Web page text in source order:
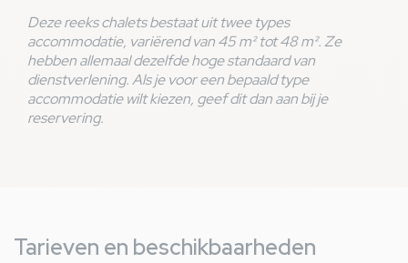
Deze reeks chalets bestaat uit twee types
accommodatie, variërend van 45 m² tot 48 m². Ze
hebben allemaal dezelfde hoge standaard van
dienstverlening. Als je voor een bepaald type
accommodatie wilt kiezen, geef dit dan aan bij je
reservering.
Tarieven en beschikbaarheden